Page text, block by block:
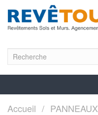
Accueil PANNEAUX